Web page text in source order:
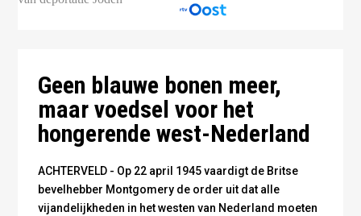
Geen blauwe bonen meer,
maar voedsel voor het
hongerende west-Nederland
ACHTERVELD - Op 22 april 1945 vaardigt de Britse
bevelhebber Montgomery de order uit dat alle
vijandelijkheden in het westen van Nederland moeten